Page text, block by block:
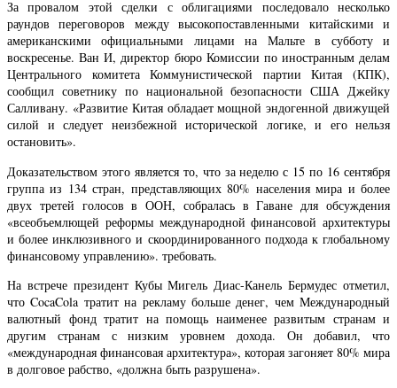
За провалом этой сделки с облигациями последовало несколько
раундов переговоров между высокопоставленными китайскими и
американскими официальными лицами на Мальте в субботу и
воскресенье. Ван И, директор бюро Комиссии по иностранным делам
Центрального комитета Коммунистической партии Китая (КПК),
сообщил советнику по национальной безопасности США Джейку
Салливану. «Развитие Китая обладает мощной эндогенной движущей
силой и следует неизбежной исторической логике, и его нельзя
остановить».
Доказательством этого является то, что за неделю с 15 по 16 сентября
группа из 134 стран, представляющих 80% населения мира и более
двух третей голосов в ООН, собралась в Гаване для обсуждения
«всеобъемлющей реформы международной финансовой архитектуры
и более инклюзивного и скоординированного подхода к глобальному
финансовому управлению». требовать.
На встрече президент Кубы Мигель Диас-Канель Бермудес отметил,
что CocaCola тратит на рекламу больше денег, чем Международный
валютный фонд тратит на помощь наименее развитым странам и
другим странам с низким уровнем дохода. Он добавил, что
«международная финансовая архитектура», которая загоняет 80% мира
в долговое рабство, «должна быть разрушена».